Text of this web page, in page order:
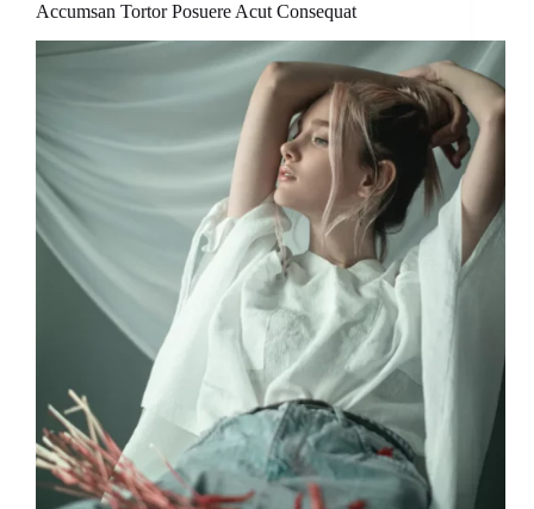
Accumsan Tortor Posuere Acut Consequat